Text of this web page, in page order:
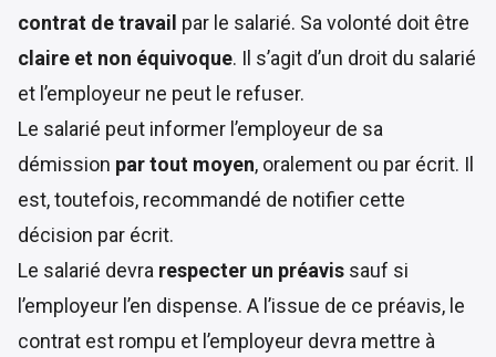
contrat de travail par le salarié. Sa volonté doit être
claire et non équivoque. Il s’agit d’un droit du salarié
et l’employeur ne peut le refuser.
Le salarié peut informer l’employeur de sa
démission par tout moyen, oralement ou par écrit. Il
est, toutefois, recommandé de notifier cette
décision par écrit.
Le salarié devra respecter un préavis sauf si
l’employeur l’en dispense. A l’issue de ce préavis, le
contrat est rompu et l’employeur devra mettre à